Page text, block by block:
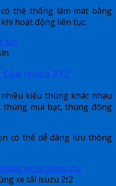
thệ thống làm mát bằng
hoạt động liên tục.
Isuzu 2T2
kiểu thùng khác nhau
mui bạt, thùng đông
có thể dễ dàng lưu thông
xe tải isuzu 2t2